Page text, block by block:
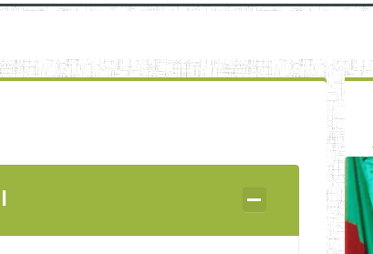
Générale des EnseignementsDiplômes disponibles